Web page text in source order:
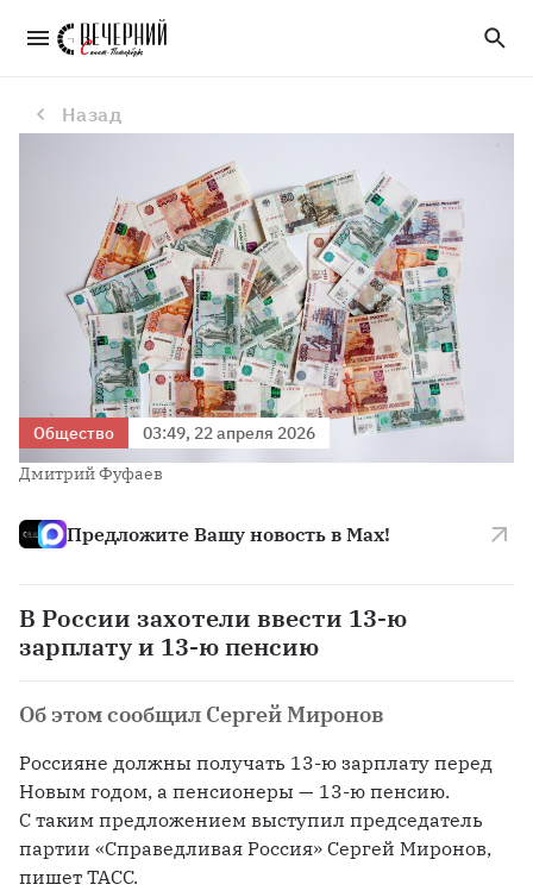
В России захотели ввести 13-ю зарплату и 13-ю пенсию
Назад
Общество
03:49, 22 апреля 2026
Дмитрий Фуфаев
Предложите Вашу новость в Max!
В России захотели ввести 13-ю
зарплату и 13-ю пенсию
Об этом сообщил Сергей Миронов
Россияне должны получать 13-ю зарплату перед
Новым годом, а пенсионеры — 13-ю пенсию.
С таким предложением выступил председатель
партии «Справедливая Россия» Сергей Миронов,
пишет ТАСС.